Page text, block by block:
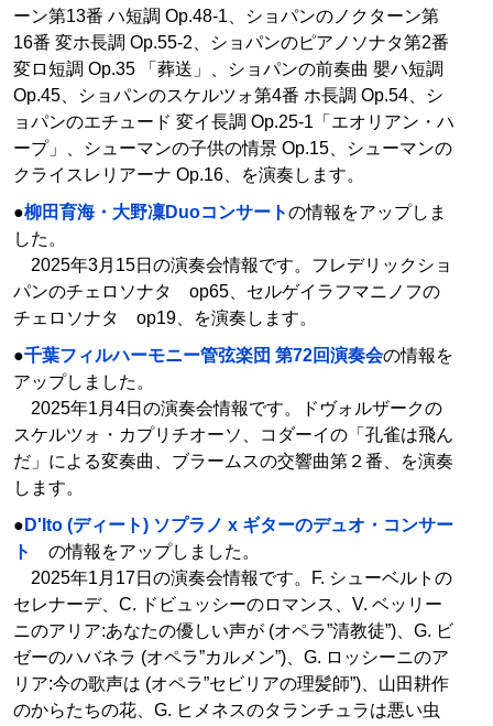
ーン第13番 ハ短調 Op.48-1、ショパンのノクターン第
16番 変ホ長調 Op.55-2、ショパンのピアノソナタ第2番
変ロ短調 Op.35 「葬送」、ショパンの前奏曲 嬰ハ短調
Op.45、ショパンのスケルツォ第4番 ホ長調 Op.54、シ
ョパンのエチュード 変イ長調 Op.25-1「エオリアン・ハ
ープ」、シューマンの子供の情景 Op.15、シューマンの
クライスレリアーナ Op.16、を演奏します。
●柳田育海・大野凜Duoコンサートの情報をアップしま
した。
2025年3月15日の演奏会情報です。フレデリックショ
パンのチェロソナタ op65、セルゲイラフマニノフの
チェロソナタ op19、を演奏します。
●千葉フィルハーモニー管弦楽団 第72回演奏会の情報を
アップしました。
2025年1月4日の演奏会情報です。ドヴォルザークの
スケルツォ・カプリチオーソ、コダーイの「孔雀は飛ん
だ」による変奏曲、ブラームスの交響曲第２番、を演奏
します。
● D'Ito (ディート) ソプラノ x ギターのデュオ・コンサー
ト の情報をアップしました。
2025年1月17日の演奏会情報です。F. シューベルトの
セレナーデ、C. ドビュッシーのロマンス、V. ベッリー
ニのアリア:あなたの優しい声が (オペラ”清教徒”)、G. ビ
ゼーのハバネラ (オペラ”カルメン”)、G. ロッシーニのア
リア:今の歌声は (オペラ”セビリアの理髪師”)、山田耕作
のからたちの花、G. ヒメネスのタランチュラは悪い虫